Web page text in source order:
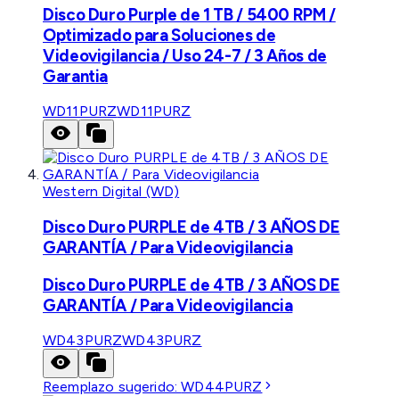
Disco Duro Purple de 1 TB / 5400 RPM /
Optimizado para Soluciones de
Videovigilancia / Uso 24-7 / 3 Años de
Garantia
WD11PURZWD11PURZ
Western Digital (WD)
Disco Duro PURPLE de 4TB / 3 AÑOS DE
GARANTÍA / Para Videovigilancia
Disco Duro PURPLE de 4TB / 3 AÑOS DE
GARANTÍA / Para Videovigilancia
WD43PURZWD43PURZ
Reemplazo sugerido:WD44PURZ